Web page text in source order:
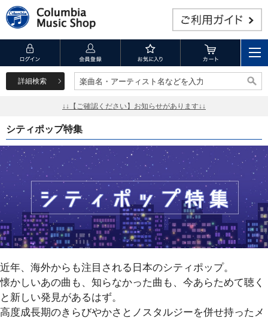
詳細検索 楽曲名・アーティスト名などを入力
楽曲名・アーティスト名などを入力
↓↓【ご確認ください】お知らせがあります↓↓
シティポップ特集
近年、海外からも注目される日本のシティポップ。
懐かしいあの曲も、知らなかった曲も、今あらためて聴く
と新しい発見があるはず。
高度成長期のきらびやかさとノスタルジーを併せ持ったメ